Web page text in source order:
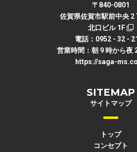
〒840-0801
佐賀県佐賀市駅前中央 2
北口ビル 1F
電話：0952 - 32 -
営業時間：朝 9 時から夜
https://saga-
SITEMAP
サイトマップ
トップ
コンセプト